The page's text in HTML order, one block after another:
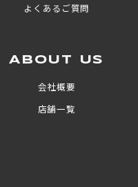
よくあるご質問
ABOUT US
会社概要
店舗一覧